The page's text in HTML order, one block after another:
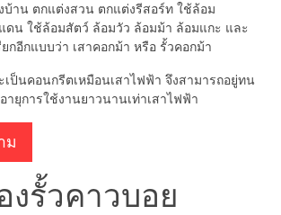
บ้าน ตกแต่งสวน ตกแต่งรีสอร์ท ใช้ล้อม
น ใช้ล้อมสัตว์ ล้อมวัว ล้อมม้า ล้อมแกะ และ
กอีกแบบว่า เสาคอกม้า หรือ รั้วคอกม้า
ป็นคอนกรีตเหมือนเสาไฟฟ้า จึงสามารถอยู่ทน
ยุการใช้งานยาวนานเท่าเสาไฟฟ้า
ม
รั้วคาวบอย